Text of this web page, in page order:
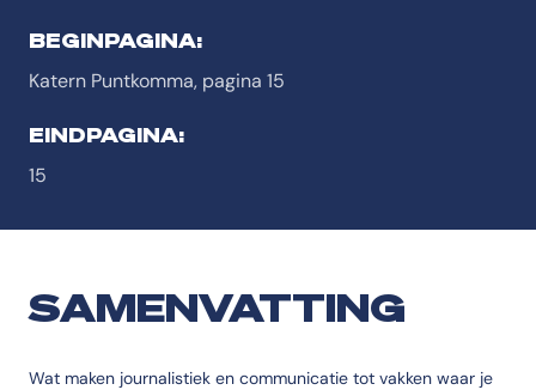
BEGINPAGINA:
Katern Puntkomma, pagina 15
EINDPAGINA:
15
SAMENVATTING
Wat maken journalistiek en communicatie tot vakken waar je